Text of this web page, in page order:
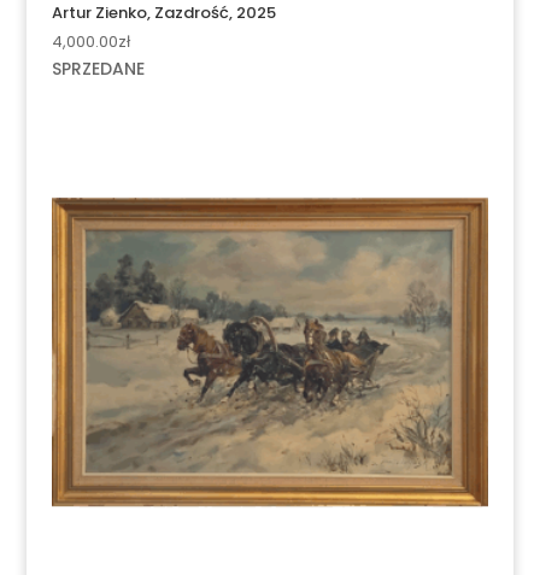
Artur Zienko, Zazdrość, 2025
4,000.00zł
SPRZEDANE